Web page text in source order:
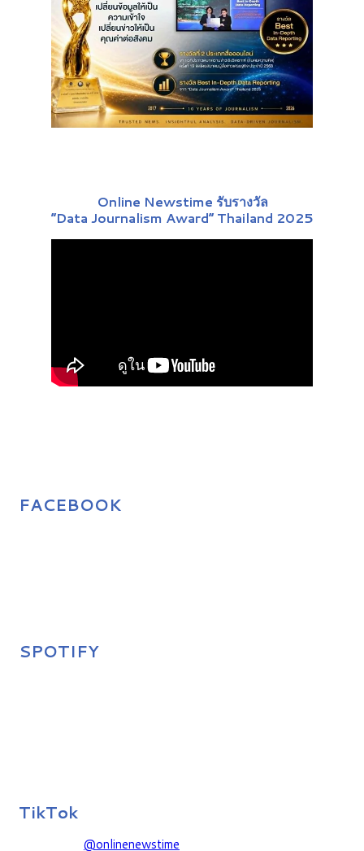
Online Newstime รับรางวัล
“Data Journalism Award” Thailand 2025
FACEBOOK
SPOTIFY
TikTok
@onlinenewstime